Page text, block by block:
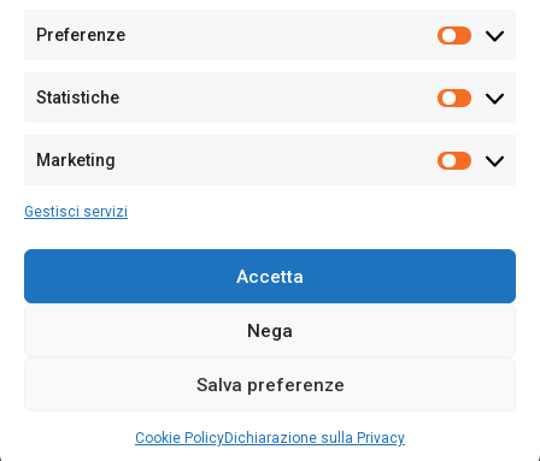
Preferenze
Statistiche
Marketing
Gestisci servizi
Accetta
Nega
Salva preferenze
Cookie PolicyDichiarazione sulla Privacy
Sede:Via Cristoforo Colombo 09013 Carbonia
Partita IVA02270380922
128/2020 del 10/02/2020
Per la Pubblicità:
Sardegna Ieri-Oggi-Domani- Tutti i diritti sono riservati -